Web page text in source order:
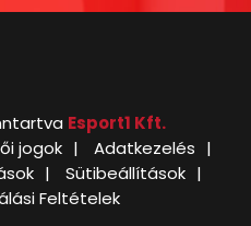
Esport1 Kft.
jogok
Adatkezelés
Sütibeállítások
Feltételek